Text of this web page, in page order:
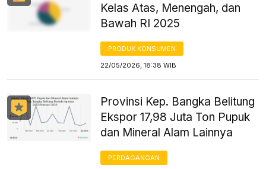
Kelas Atas, Menengah, dan
Bawah RI 2025
PRODUK KONSUMEN
22/05/2026, 18:38 WIB
Provinsi Kep. Bangka Belitung
Ekspor 17,98 Juta Ton Pupuk
dan Mineral Alam Lainnya
PERDAGANGAN